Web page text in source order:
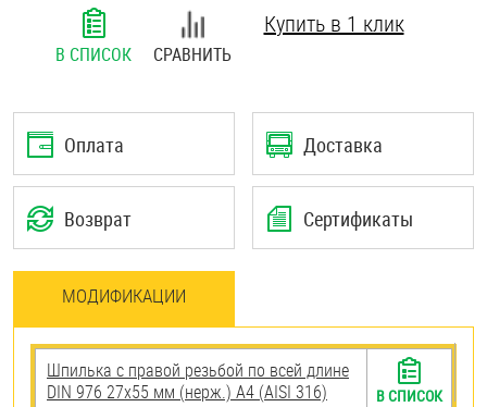
В СПИСОК СРАВНИТЬ
Купить в 1 клик
Оплата Доставка
Возврат Сертификаты
МОДИФИКАЦИИ
Шпилька с правой резьбой по всей длине
DIN 976 27х55 мм (нерж.) A4 (AISI 316)
В СПИСОК